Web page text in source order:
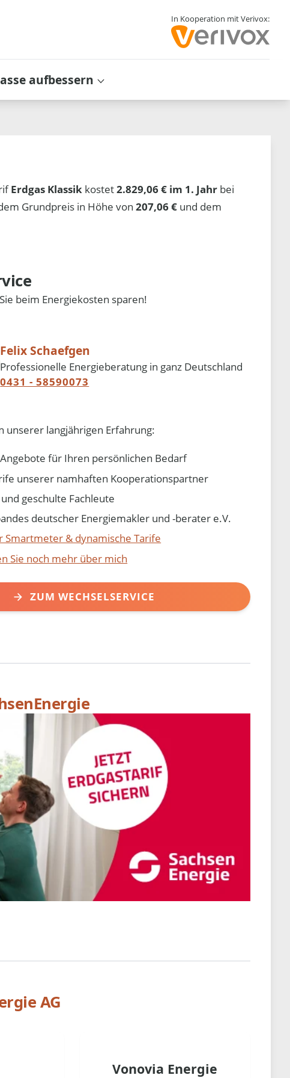
In Kooperation mit Verivox:
aufbessern
Erdgas Klassik kostet2.829,06 € im 1. Jahr bei
Grundpreis in Höhe von207,06 € und dem
beim Energiekosten sparen!
Felix Schaefgen
Professionelle Energieberatung in ganz Deutschland
0431 - 58590073
unserer langjährigen Erfahrung:
für Ihren persönlichen Bedarf
unserer namhaften Kooperationspartner
geschulte Fachleute
deutscher Energiemakler und -berater e.V.
Smartmeter & dynamische Tarife
Sie noch mehr über mich
ZUM WECHSELSERVICE
AG
Vonovia Energie